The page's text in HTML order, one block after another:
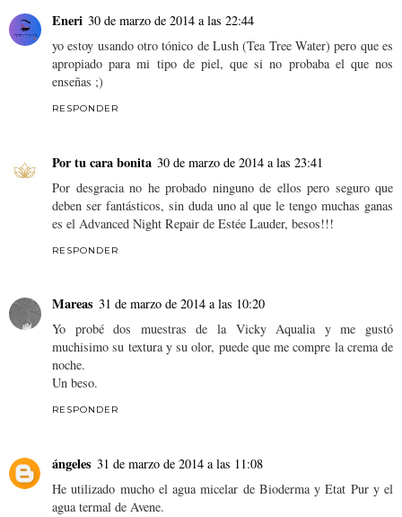
Eneri 30 de marzo de 2014 a las 22:44
yo estoy usando otro tónico de Lush (Tea Tree Water) pero que es
apropiado para mi tipo de piel, que si no probaba el que nos
enseñas ;)
RESPONDER
Por tu cara bonita 30 de marzo de 2014 a las 23:41
Por desgracia no he probado ninguno de ellos pero seguro que
deben ser fantásticos, sin duda uno al que le tengo muchas ganas
es el Advanced Night Repair de Estée Lauder, besos!!!
RESPONDER
Mareas 31 de marzo de 2014 a las 10:20
Yo probé dos muestras de la Vicky Aqualia y me gustó
muchisimo su textura y su olor, puede que me compre la crema de
noche.
Un beso.
RESPONDER
ángeles 31 de marzo de 2014 a las 11:08
He utilizado mucho el agua micelar de Bioderma y Etat Pur y el
agua termal de Avene.